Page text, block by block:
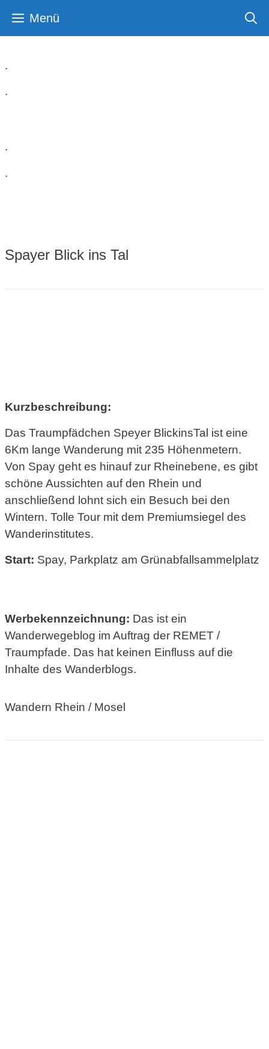
Inhalt Menü
.
.
.
.
Spayer Blick ins Tal
Kurzbeschreibung:
Das Traumpfädchen Speyer BlickinsTal ist eine
6Km lange Wanderung mit 235 Höhenmetern.
Von Spay geht es hinauf zur Rheinebene, es gibt
schöne Aussichten auf den Rhein und
anschließend lohnt sich ein Besuch bei den
Wintern. Tolle Tour mit dem Premiumsiegel des
Wanderinstitutes.
Start: Spay, Parkplatz am Grünabfallsammelplatz
Werbekennzeichnung: Das ist ein
Wanderwegeblog im Auftrag der REMET /
Traumpfade. Das hat keinen Einfluss auf die
Inhalte des Wanderblogs.
Wandern Rhein / Mosel